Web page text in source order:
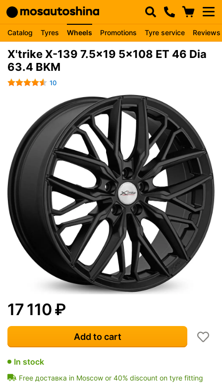
Catalog Tyres Wheels Promotions Tyre service Reviews
X'trike X-139 7.5x19 5x108 ET 46 Dia
63.4 BKM
10
17 110₽
Add to cart
In stock
Free доставка in Moscow or 40% discount on tyre fitting